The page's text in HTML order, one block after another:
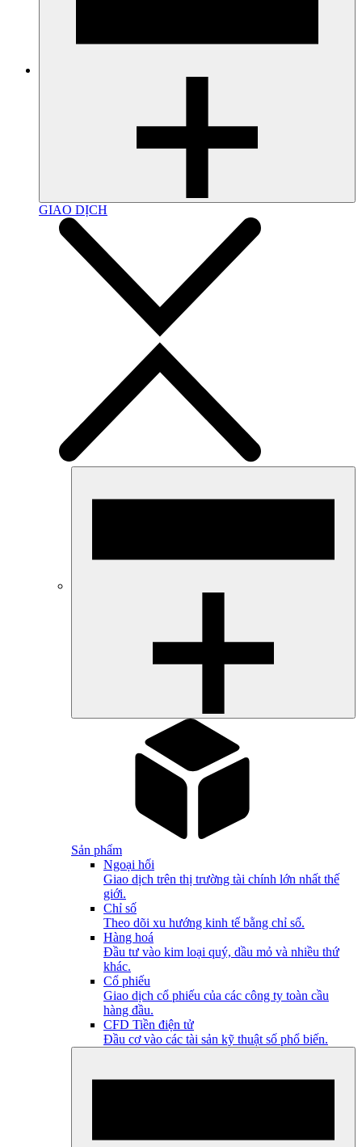
GIAO DỊCH
Sản phẩm
Ngoại hối
Giao dịch trên thị trường tài chính lớn nhất thế
giới.
Chỉ số
Theo dõi xu hướng kinh tế bằng chỉ số.
Hàng hoá
Đầu tư vào kim loại quý, dầu mỏ và nhiều thứ
khác.
Cổ phiếu
Giao dịch cổ phiếu của các công ty toàn cầu
hàng đầu.
CFD Tiền điện tử
Đầu cơ vào các tài sản kỹ thuật số phổ biến.